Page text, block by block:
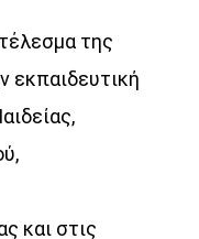
σε φωνή.
της
εκπαιδευτική
και στις